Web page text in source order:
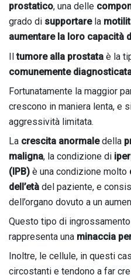
prostatico, una delle
grado di supportarela
aumentare la loro capacità
Iltumore alla prostata è la
comunemente
Fortunatamente la maggior
crescono in maniera lenta, e
aggressività limitata.
La crescita anormaledella
maligna, la condizione di
(IPB) è una condizione molto
dell’età del paziente, e
dell’organo dovuto a un
Questo tipo di
rappresenta una minaccia
Inoltre, le cellule, in questi
circostanti e tendono a far